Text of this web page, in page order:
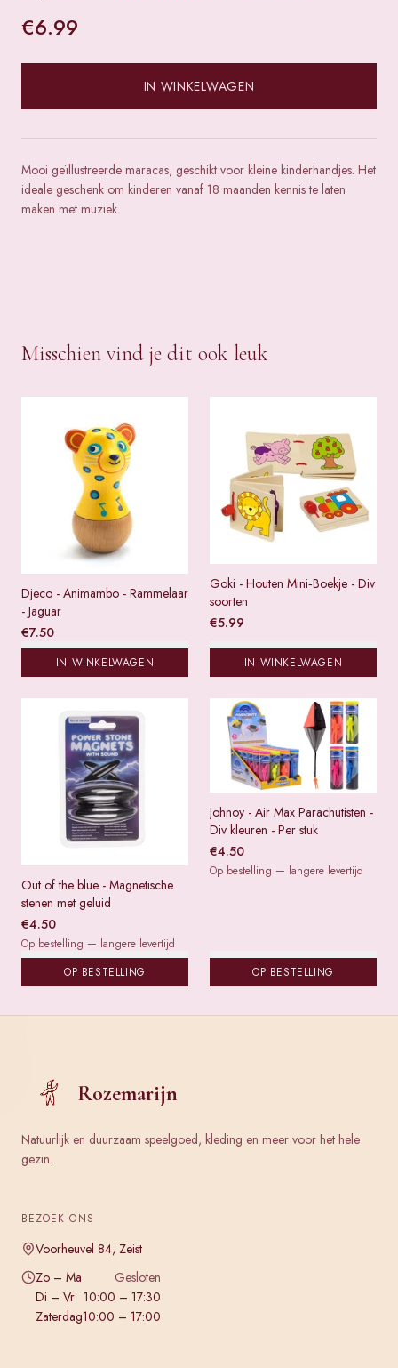
€6.99
IN WINKELWAGEN
Mooi geïllustreerde maracas, geschikt voor kleine kinderhandjes. Het
ideale geschenk om kinderen vanaf 18 maanden kennis te laten
maken met muziek.
Misschien vind je dit ook leuk
Djeco - Animambo - Rammelaar
- Jaguar
€7.50
IN WINKELWAGEN
Goki - Houten Mini‑Boekje - Div
soorten
€5.99
IN WINKELWAGEN
Out of the blue - Magnetische
stenen met geluid
€4.50
Op bestelling — langere levertijd
OP BESTELLING
Johnoy - Air Max Parachutisten -
Div kleuren - Per stuk
€4.50
Op bestelling — langere levertijd
OP BESTELLING
Rozemarijn
Natuurlijk en duurzaam speelgoed, kleding en meer voor het hele
gezin.
BEZOEK ONS
Voorheuvel 84, Zeist
Zo – Ma
Gesloten
Di – Vr 10:00 – 17:30
Zaterdag10:00 – 17:00